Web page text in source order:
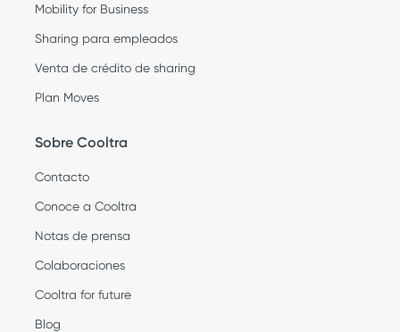
Mobility for Business
Sharing para empleados
Venta de crédito de sharing
Plan Moves
Sobre Cooltra
Contacto
Conoce a Cooltra
Notas de prensa
Colaboraciones
Cooltra for future
Blog